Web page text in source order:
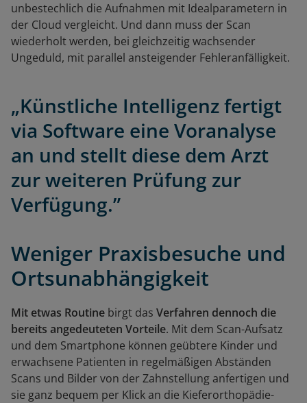
unbestechlich die Aufnahmen mit Idealparametern in
der Cloud vergleicht. Und dann muss der Scan
wiederholt werden, bei gleichzeitig wachsender
Ungeduld, mit parallel ansteigender Fehleranfälligkeit.
„Künstliche Intelligenz fertigt
via Software eine Voranalyse
an und stellt diese dem Arzt
zur weiteren Prüfung zur
Verfügung.”
Weniger Praxisbesuche und
Ortsunabhängigkeit
Mit etwas Routine birgt das Verfahren dennoch die
bereits angedeuteten Vorteile. Mit dem Scan-Aufsatz
und dem Smartphone können geübtere Kinder und
erwachsene Patienten in regelmäßigen Abständen
Scans und Bilder von der Zahnstellung anfertigen und
sie ganz bequem per Klick an die Kieferorthopädie-